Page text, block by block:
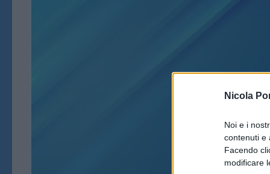
Nicola
Noi e i
contenuti e
Facendo
modificare